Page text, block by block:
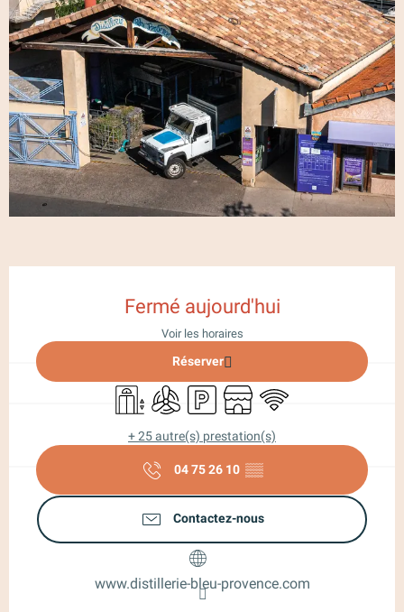
Fermé aujourd'hui
Voir les horaires
Réserver
AscenseurAir conditionné
ParkingBoutique
WiFi
+ 25 autre(s) prestation(s)
04 75 26 10 ▒▒
Contactez-nous
www.distillerie-bleu-provence.com